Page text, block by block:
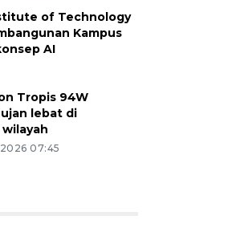
of Technology
Kampus
AI
Tropis 94W
lebat di
07:45